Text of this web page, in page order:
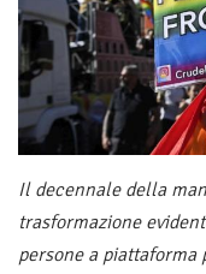
Il decennale della
trasformazione
persone a